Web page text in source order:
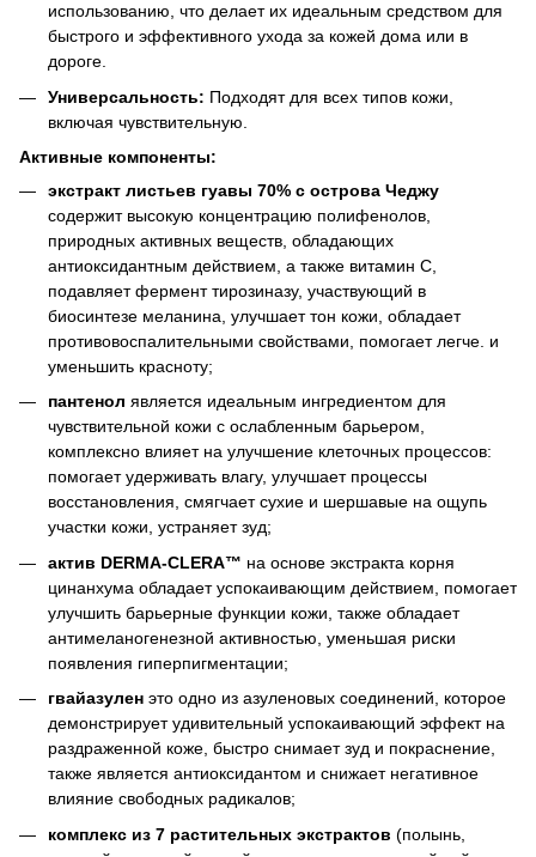
использованию, что делает их идеальным средством для
быстрого и эффективного ухода за кожей дома или в
дороге.
Универсальность: Подходят для всех типов кожи,
включая чувствительную.
Активные компоненты:
экстракт листьев гуавы 70% с острова Чеджу
содержит высокую концентрацию полифенолов,
природных активных веществ, обладающих
антиоксидантным действием, а также витамин С,
подавляет фермент тирозиназу, участвующий в
биосинтезе меланина, улучшает тон кожи, обладает
противовоспалительными свойствами, помогает легче. и
уменьшить красноту;
пантенол является идеальным ингредиентом для
чувствительной кожи с ослабленным барьером,
комплексно влияет на улучшение клеточных процессов:
помогает удерживать влагу, улучшает процессы
восстановления, смягчает сухие и шершавые на ощупь
участки кожи, устраняет зуд;
актив DERMA-CLERA™ на основе экстракта корня
цинанхума обладает успокаивающим действием, помогает
улучшить барьерные функции кожи, также обладает
антимеланогенезной активностью, уменьшая риски
появления гиперпигментации;
гвайазулен это одно из азуленовых соединений, которое
демонстрирует удивительный успокаивающий эффект на
раздраженной коже, быстро снимает зуд и покраснение,
также является антиоксидантом и снижает негативное
влияние свободных радикалов;
комплекс из 7 растительных экстрактов (полынь,